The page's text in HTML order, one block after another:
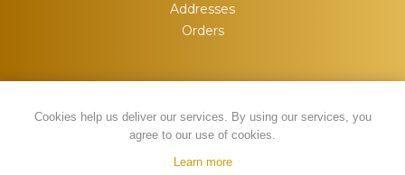
Addresses
Orders
Cookies help us deliver our services. By using our services, you
agree to our use of cookies.
Learn more